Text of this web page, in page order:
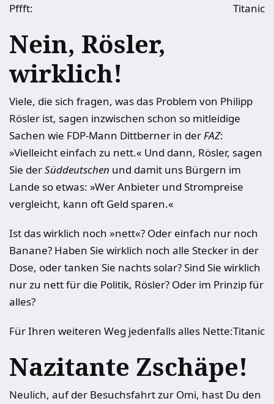
Pffft: Titanic
Nein, Rösler,
wirklich!
Viele, die sich fragen, was das Problem von Philipp
Rösler ist, sagen inzwischen schon so mitleidige
Sachen wie FDP-Mann Dittberner in derFAZ:
»Vielleicht einfach zu nett.« Und dann, Rösler, sagen
Sie derSüddeutschen und damit uns Bürgern im
Lande so etwas: »Wer Anbieter und Strompreise
vergleicht, kann oft Geld sparen.«
Ist das wirklich noch »nett«? Oder einfach nur noch
Banane? Haben Sie wirklich noch alle Stecker in der
Dose, oder tanken Sie nachts solar? Sind Sie wirklich
nur zu nett für die Politik, Rösler? Oder im Prinzip für
alles?
Für Ihren weiteren Weg jedenfalls alles Nette:Titanic
Nazitante Zschäpe!
Neulich, auf der Besuchsfahrt zur Omi, hast Du den